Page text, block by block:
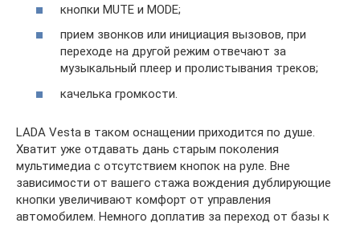
кнопки MUTE и MODE;
прием звонков или инициация вызовов, при
переходе на другой режим отвечают за
музыкальный плеер и пролистывания треков;
качелька громкости.
LADA Vesta в таком оснащении приходится по душе.
Хватит уже отдавать дань старым поколения
мультимедиа с отсутствием кнопок на руле. Вне
зависимости от вашего стажа вождения дублирующие
кнопки увеличивают комфорт от управления
автомобилем. Немного доплатив за переход от базы к